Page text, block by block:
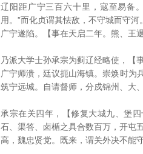
辽阳距广宁三百六十里，寇至易备
用。”而化贞谓其怯敌，不守城而守河。
广宁遂陷。【事在天启二年。熊、王
乃派大学士孙承宗为蓟辽经略使，【
广宁师溃，廷议扼山海镇。崇焕时为
筑宁远城。自请督师，分戍锦州、大
承宗在关四年，【修复大城九、堡
石、渠答、卤楯之具合数百万，开屯
高，魏忠贤党。既来，谓关外决不能